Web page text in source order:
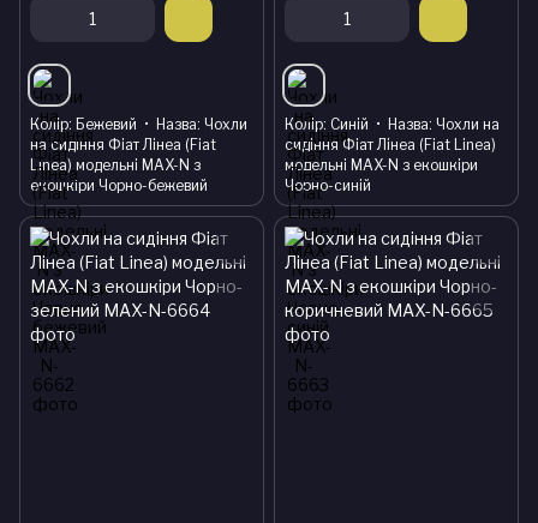
Колір Бежевий Назва Чохли
на сидіння Фіат Лінеа (Fiat
Linea) модельні MAX-N з
екошкіри Чорно-бежевий
Колір Синій Назва Чохли на
сидіння Фіат Лінеа (Fiat Linea)
модельні MAX-N з екошкіри
Чорно-синій